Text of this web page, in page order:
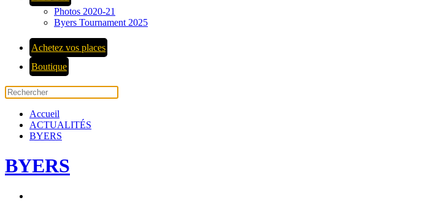
Photos 2020-21
Byers Tournament 2025
Achetez vos places
Boutique
Accueil
ACTUALITÉS
BYERS
BYERS